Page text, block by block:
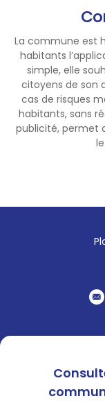
La commune est
habitants
simple, elle
citoyens de son
cas de risques
habitants, sans
publicité, permet